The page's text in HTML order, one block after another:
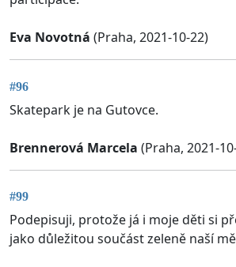
Eva Novotná (Praha, 2021-10-22)
#96
Skatepark je na Gutovce.
Brennerová Marcela (Praha, 2021-
#99
Podepisuji, protože já i moje děti si
jako důležitou součást zeleně naší